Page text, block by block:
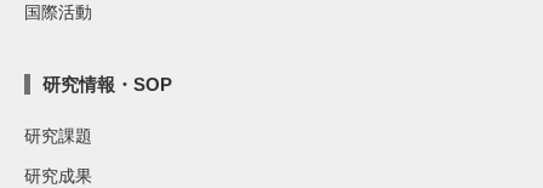
国際活動
研究情報・SOP
研究課題
研究成果